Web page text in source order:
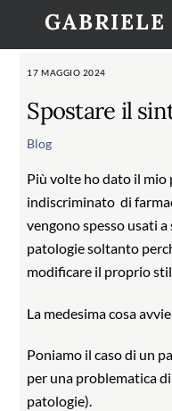
17 MAGGIO 2024
Spostare il
Blog
Più volte ho dato il mio
indiscriminato di
vengono spesso usati
patologie soltanto
modificare il proprio
La medesima cosa
Poniamo il caso di un
per una problematica
patologie).